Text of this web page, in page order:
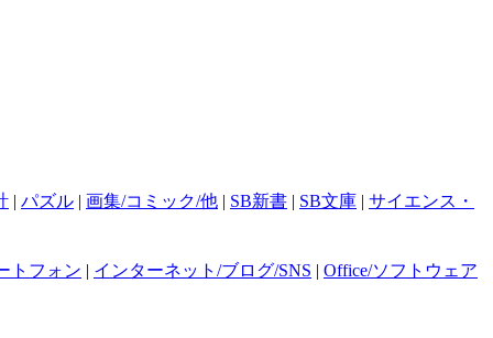
| パズル | 画集/コミック/他 | SB新書 | SB文庫 | サイエンス・
トフォン | インターネット/ブログ/SNS | Office/ソフトウェア